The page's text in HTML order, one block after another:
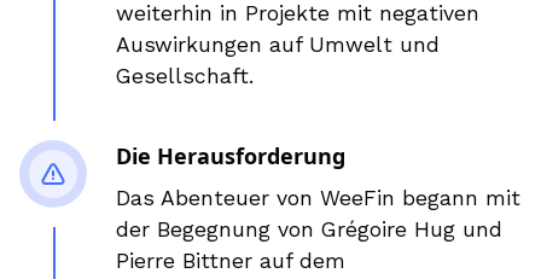
weiterhin in Projekte mit negativen
Auswirkungen auf Umwelt und
Gesellschaft.
Die Herausforderung
Das Abenteuer von WeeFin begann mit
der Begegnung von Grégoire Hug und
Pierre Bittner auf dem